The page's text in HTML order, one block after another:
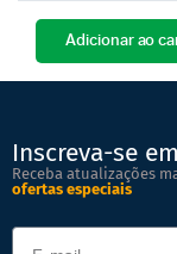
Adicionar ao
Inscreva-se
Receba atualizações
ofertas especiais